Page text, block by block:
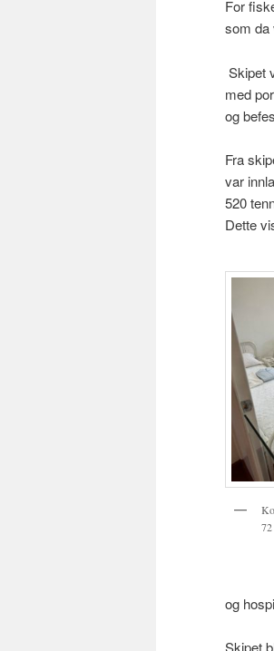
For
som da
Skipet
med
og
Fra
var
520
Dette
72
og